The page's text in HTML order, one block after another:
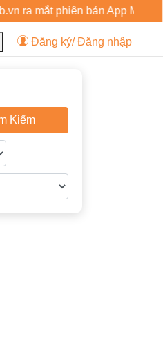
ra mắt phiên bản App Mobile
Đăng ký/ Đăng nhập
Kiếm